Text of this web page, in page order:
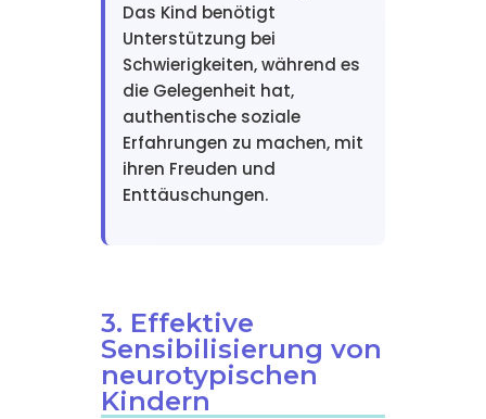
Das Kind benötigt
Unterstützung bei
Schwierigkeiten, während es
die Gelegenheit hat,
authentische soziale
Erfahrungen zu machen, mit
ihren Freuden und
Enttäuschungen.
3. Effektive
Sensibilisierung von
neurotypischen
Kindern